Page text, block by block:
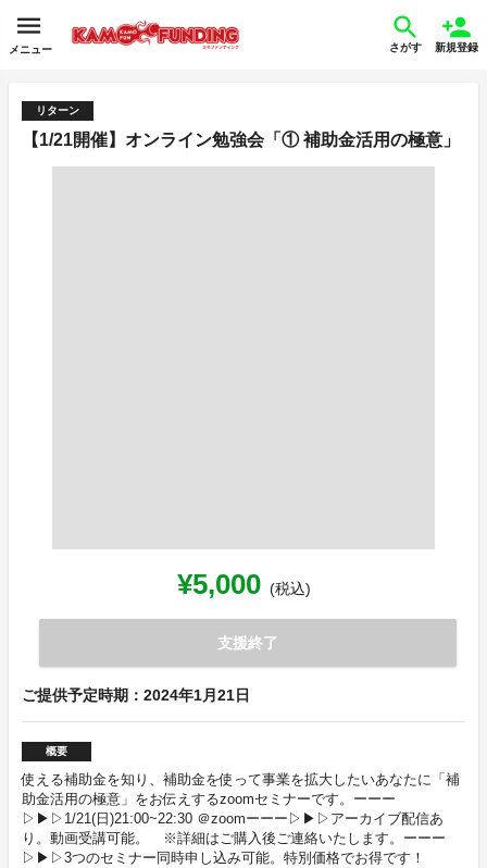
メニュー さがす 新規登録
リターン
【1/21開催】オンライン勉強会「① 補助金活用の極意」
¥5,000 (税込)
支援終了
ご提供予定時期：2024年1月21日
概要
使える補助金を知り、補助金を使って事業を拡大したいあなたに「補
助金活用の極意」をお伝えするzoomセミナーです。ーーー
▷▶︎▷1/21(日)21:00~22:30 ＠zoomーーー▷▶︎▷アーカイブ配信あ
り。動画受講可能。 ※詳細はご購入後ご連絡いたします。ーーー
▷▶︎▷3つのセミナー同時申し込み可能。特別価格でお得です！